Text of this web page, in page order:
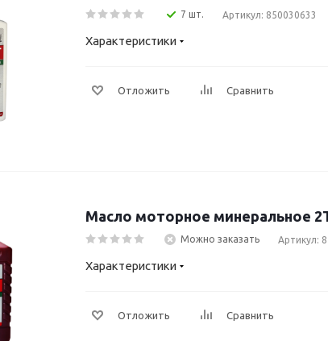
7 шт. Артикул: 850030633
Характеристики
Отложить Сравнить
Масло моторное минеральное
Можно заказать Артикул:
Характеристики
Отложить Сравнить